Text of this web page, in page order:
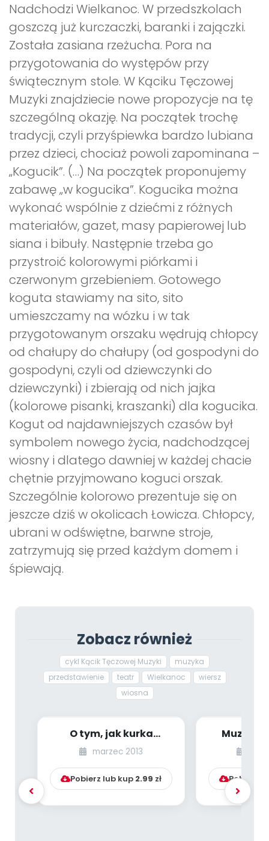
Nadchodzi Wielkanoc. W przedszkolach
goszczą już kurczaczki, baranki i zajączki.
Została zasiana rzeżucha. Pora na
przygotowania do występów przy
świątecznym stole. W Kąciku Tęczowej
Muzyki znajdziecie nowe propozycje na tę
szczególną okazję. Na początek trochę
tradycji, czyli przyśpiewka bardzo lubiana
przez dzieci, chociaż powoli zapominana –
„Kogucik”. (…) Na początek proponujemy
zabawę „w kogucika”. Kogucika można
wykonać wspólnie z dziećmi z różnych
materiałów, gazet, masy papierowej lub
siana i bibuły. Następnie trzeba go
przystroić kolorowymi piórkami i
czerwonym grzebieniem. Gotowego
koguta stawiamy na sito, sito
umieszczamy na wózku i w tak
przygotowanym orszaku wędrują chłopcy
od chałupy do chałupy (od gospodyni do
gospodyni, czyli od dziewczynki do
dziewczynki) i zbierają od nich jajka
(kolorowe pisanki, kraszanki) dla kogucika.
Kogut od najdawniejszych czasów był
symbolem nowego życia, nadchodzącej
wiosny i dlatego dawniej w każdej chacie
chętnie przyjmowano koguci orszak.
Szczególnie kolorowo prezentuje się on
jeszcze dziś w okolicach Łowicza. Chłopcy,
ubrani w odświętne, barwne stroje,
zatrzymują się przed każdym domem i
śpiewają.
Zobacz również
cykl Kącik Tęczowej Muzyki
muzyka
przedstawienie
teatr Wielkanoc
wiersz
wiosna
O tym, jak kurka
uciekła z podwórka
(Kącik Tęczowej Muz...
marzec 2013
Pobierz lub kup 2.99 zł
(Kącik
Pobierz